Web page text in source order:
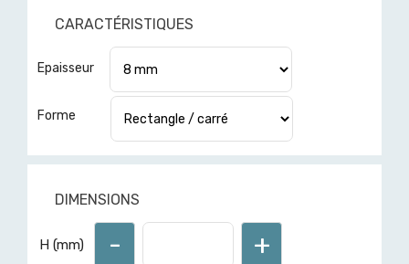
CARACTÉRISTIQUES
Epaisseur
dimensions hors limites affichées,
Forme
DIMENSIONS
H (mm) - +